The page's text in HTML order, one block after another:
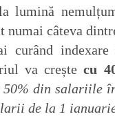
lumină
numai câteva
curând
va creștecu
50% din salariile
de la 1